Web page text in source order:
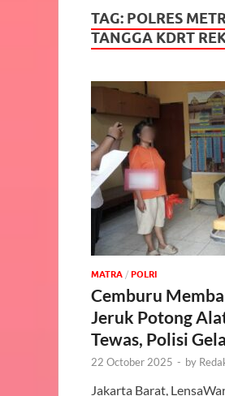
TAG: POLRES
TANGGA KDRT
MATRA / POLRI
Cemburu
Jeruk Potong
Tewas, Polisi
22 October 2025 - by
Jakarta Barat,